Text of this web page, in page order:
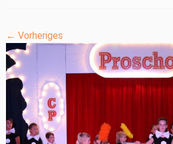
← Vorheriges